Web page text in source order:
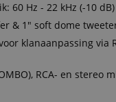
60 Hz - 22 kHz (-10 dB)
& 1" soft dome
klanaanpassing via
RCA- en stereo